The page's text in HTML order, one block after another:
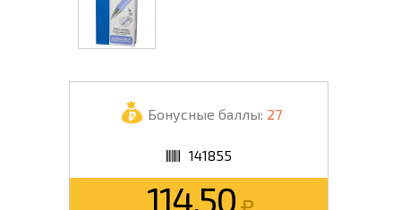
Бонусные баллы: 27
141855
114.50